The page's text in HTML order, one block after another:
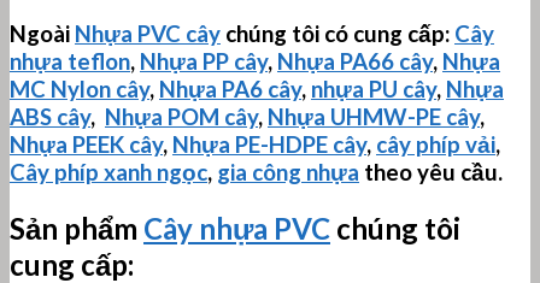
Ngoài Nhựa PVC cây chúng tôi có cung cấp: Cây
nhựa teflon, Nhựa PP cây, Nhựa PA66 cây, Nhựa
MC Nylon cây, Nhựa PA6 cây, nhựa PU cây, Nhựa
ABS cây, Nhựa POM cây, Nhựa UHMW-PE cây,
Nhựa PEEK cây, Nhựa PE-HDPE cây, cây phíp vải,
Cây phíp xanh ngọc, gia công nhựa theo yêu cầu.
Sản phẩm Cây nhựa PVC chúng tôi
cung cấp: